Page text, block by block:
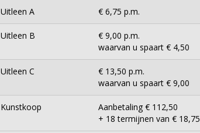
Uitleen A € 6,75 p.m.
Uitleen B
€ 9,00 p.m.
waarvan u spaart € 4,50
Uitleen C
€ 13,50 p.m.
waarvan u spaart € 9,00
Kunstkoop
Aanbetaling € 112,50
+ 18 termijnen van € 18,75